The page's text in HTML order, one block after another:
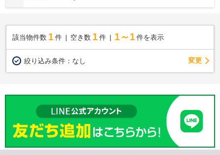
該当物件数 1件 空き数 1 件 1～1 件を表示
絞り込み条件： なし 変更